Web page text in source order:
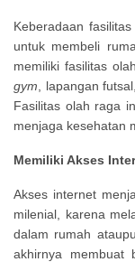
Keberadaan
untuk membeli
memiliki fasilitas
gym , lapangan
Fasilitas olah raga
menjaga kesehatan
Memiliki Akses
Akses internet
milenial, karena
dalam rumah
akhirnya membuat